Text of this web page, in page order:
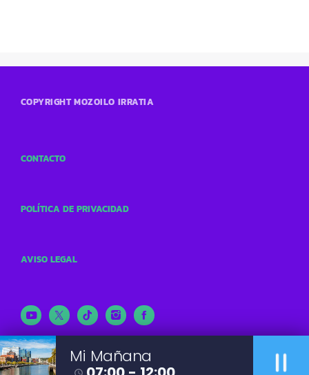
Mi Mañana pause
COPYRIGHT MOZOILO IRRATIA
CONTACTO
POLÍTICA DE PRIVACIDAD
AVISO LEGAL